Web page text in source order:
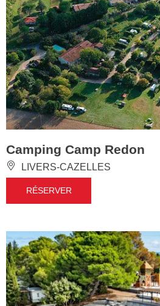
Camping Camp Redon
LIVERS-CAZELLES
RÉSERVER